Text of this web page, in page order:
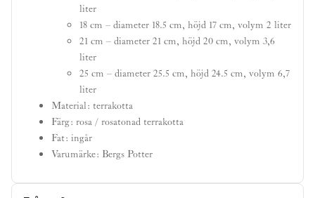
liter
18 cm – diameter 18.5 cm, höjd 17 cm, volym 2 liter
21 cm – diameter 21 cm, höjd 20 cm, volym 3,6
liter
25 cm – diameter 25.5 cm, höjd 24.5 cm, volym 6,7
liter
Material: terrakotta
Färg: rosa / rosatonad terrakotta
Fat: ingår
Varumärke: Bergs Potter